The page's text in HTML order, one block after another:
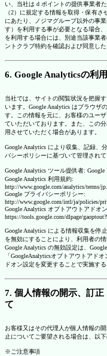
い、当社は d ポイントの提供事業者
（2）に規定する情報を取得・保有
にあたり、ノジマグループ以外の事
す）を利用する事が必要となる場合
を利用する場合には、別途当該事業
ントクラブ特約を確認および同意し
6. Google Analyticsの利
当社では、サイトの閲覧状況を把握
います。Google Analytics はブラウザ
す。この情報を元に、お客様のユー
ていただいております。また、この
用させていただく場合があります。
Google Analytics により収集、記録、
バシーポリシーに基づいて管理されて
Google Analytics ツール提供者: Google
Google Analytics 利用規約:
http://www.google.com/analytics/terms/
Google プライバシーポリシー:
http://www.google.com/intl/ja/policies/
Google Analytics オプトアウトアドオ
https://tools.google.com/dlpage/
Google Analytics による情報収集を停
を無効にすることにより、利用者の
Google Analytics の無効設定は、
「GoogleAnalyticsオプトアウトアド
ドオン設定を変更することで実施する
7. 個人情報の開示、訂
て
お客様又はその代理人が個人情報の
止についてご要望される場合は、以
※ご注意事項